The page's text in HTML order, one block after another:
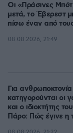
Οι «Πράσινες
μετά, το Έβερεστ
πίσω έναν από
08.08.2026, 21:49
Για
κατηγορούνται οι
και ο ιδιοκτήτης
Πάρο: Πώς έγινε η